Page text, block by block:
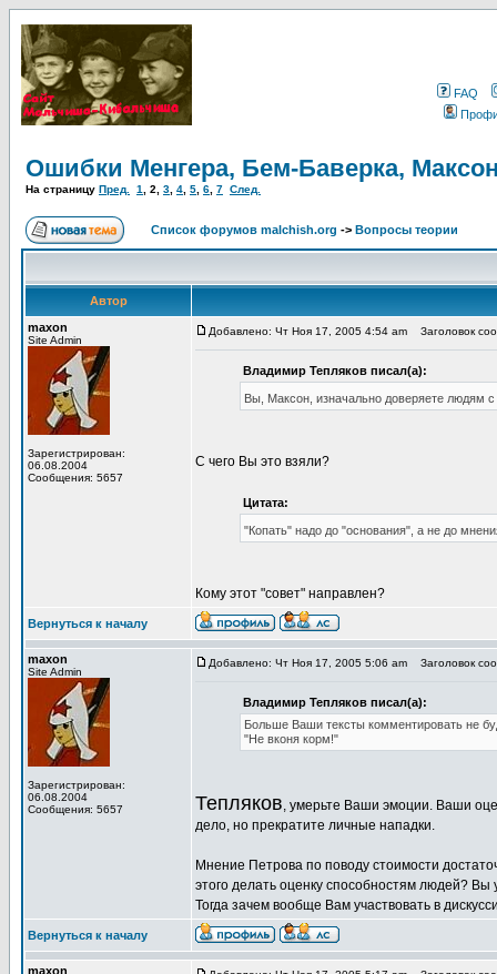
FAQ
Ошибки Менгера, Бем-Баверка,
На страницу Пред. 1 2 3 4 5 6 7 След.
Список форумов malchish.org -> Вопросы теории
Автор
maxon
Site Admin
Зарегистрирован:
06.08.2004
Сообщения: 5657
Добавлено: Чт Ноя 17, 2005 4:54 am Заголовок
Владимир Тепляков писал(а):
Вы, Максон, изначально доверяете людям
С чего Вы это взяли?
Цитата:
"Копать" надо до "основания", а не до
Кому этот "совет" направлен?
Вернуться к началу
maxon
Site Admin
Зарегистрирован:
06.08.2004
Сообщения: 5657
Добавлено: Чт Ноя 17, 2005 5:06 am Заголовок
Владимир Тепляков писал(а):
Больше Ваши тексты комментировать не
"Не вконя корм!"
Тепляков, умерьте Ваши эмоции. Ваши
дело, но прекратите личные нападки.
Мнение Петрова по поводу стоимости
этого делать оценку способностям людей?
Тогда зачем вообще Вам участвовать в
Вернуться к началу
maxon